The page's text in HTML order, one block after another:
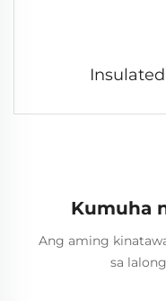
Kumuha
Ang aming
sa